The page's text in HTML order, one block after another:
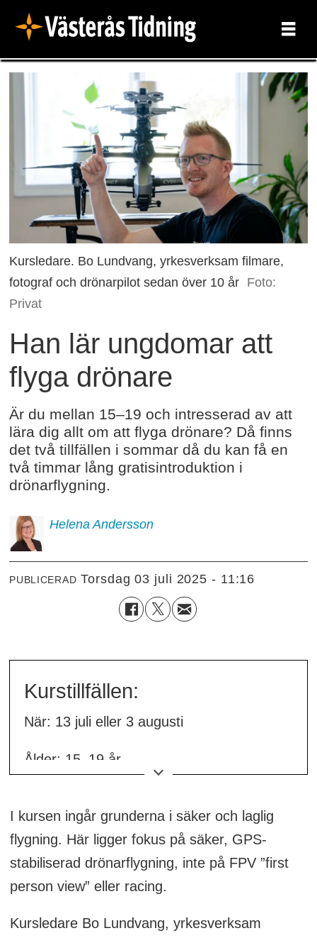
Kursledare. Bo Lundvang, yrkesverksam filmare,
fotograf och drönarpilot sedan över 10 år Foto:
Privat
Han lär ungdomar att
flyga drönare
Är du mellan 15–19 och intresserad av att
lära dig allt om att flyga drönare? Då finns
det två tillfällen i sommar då du kan få en
två timmar lång gratisintroduktion i
drönarflygning.
Helena Andersson
PUBLICERAD torsdag 03 juli 2025 - 11:16
Kurstillfällen:
När: 13 juli eller 3 augusti
Ålder: 15–19 år
Var: Gräsplanen mellan Kyrkbacken och
Wallinska Kyrkogården
Övrigt: Gratis, anmälan krävs, begränsat
antal platser
I kursen ingår grunderna i säker och laglig
flygning. Här ligger fokus på säker, GPS-
stabiliserad drönarflygning, inte på FPV ”first
person view” eller racing.
Kursledare Bo Lundvang, yrkesverksam